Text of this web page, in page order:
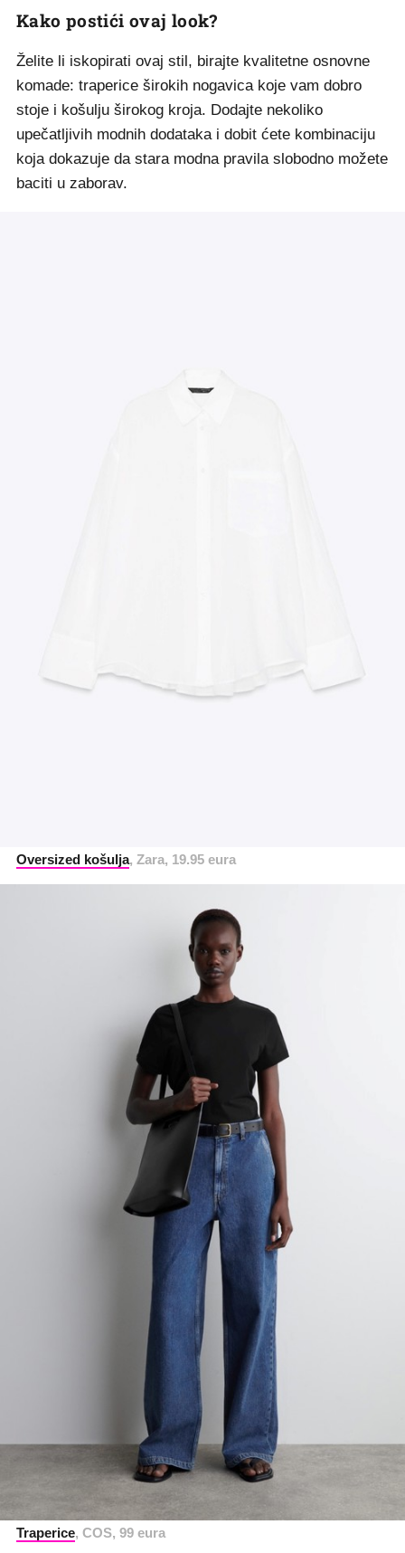
Kako postići ovaj look?
Želite li iskopirati ovaj stil, birajte kvalitetne osnovne
komade: traperice širokih nogavica koje vam dobro
stoje i košulju širokog kroja. Dodajte nekoliko
upečatljivih modnih dodataka i dobit ćete kombinaciju
koja dokazuje da stara modna pravila slobodno možete
baciti u zaborav.
Oversized košulja, Zara, 19.95 eura
Traperice, COS, 99 eura